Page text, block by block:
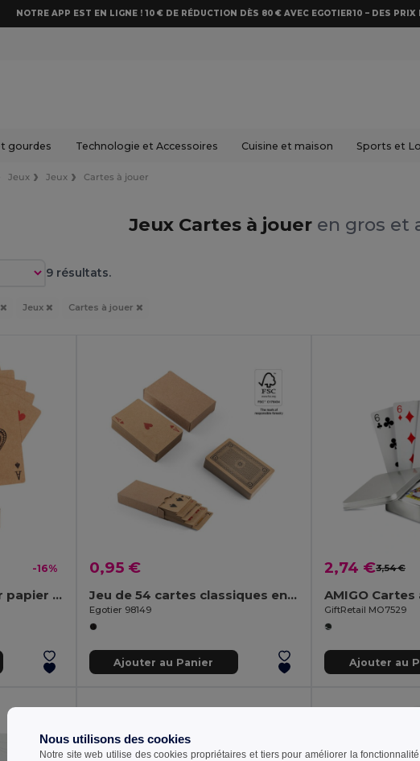
NOTRE APP EST EN LIGNE ! 10 € DE RÉDUCTION DÈS 80 € AVEC EGOTIER10 – DES PRIX
gourdes Technologie et Accessoires Cuisine et maison Sports et
Jeux Jeux Cartes à jouer
Jeux Cartes à jouer en gros et
9 résultats.
Jeux Cartes à jouer
-16%
ARUBA + Cartes à jouer papier recyclé
0,95 €
Jeu de 54 cartes classiques en papier kraft, fabriquée à partir de matériaux certifiés FSC™ et d'autres matériaux contrôlés
Egotier 98149
Ajouter au Panier
2,74 €3,54 €
GiftRetail MO7529
Ajouter au
Nous utilisons des cookies
Notre site web utilise des cookies propriétaires et tiers pour améliorer la